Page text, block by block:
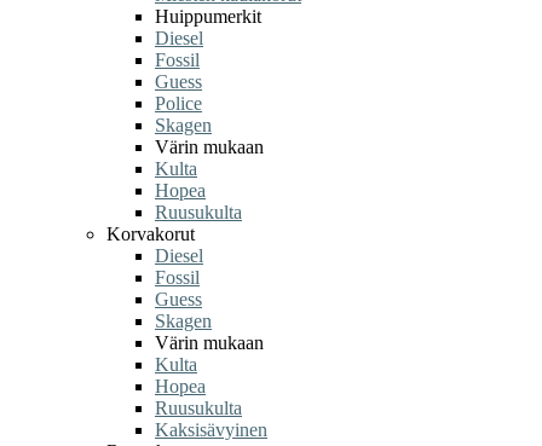
Huippumerkit
Diesel
Fossil
Guess
Police
Skagen
Värin mukaan
Kulta
Hopea
Ruusukulta
Korvakorut
Diesel
Fossil
Guess
Skagen
Värin mukaan
Kulta
Hopea
Ruusukulta
Kaksisävyinen